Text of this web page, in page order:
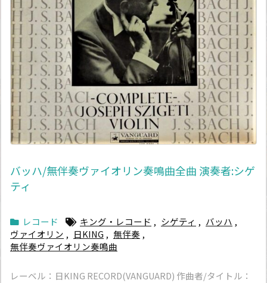
バッハ/無伴奏ヴァイオリン奏鳴曲全曲 演奏者:シゲ
ティ
レコード キング・レコード , シゲティ , バッハ ,
ヴァイオリン , 日KING , 無伴奏 ,
無伴奏ヴァイオリン奏鳴曲
レーベル：日KING RECORD(VANGUARD) 作曲者/タイトル：